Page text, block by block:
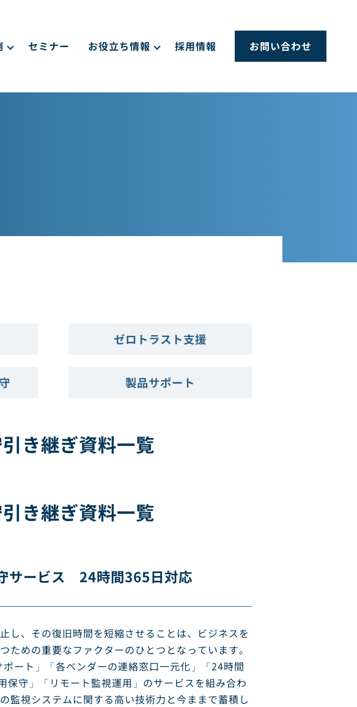
セミナー お役立ち情報 採用情報 お問い合わせ
ゼロトラスト支援
製品サポート
き継ぎ資料一覧
き継ぎ資料一覧
サービス 24時間365日対応
し、その復旧時間を短縮させることは、ビジネスを
ための重要なファクターのひとつとなっています。
ート」「各ベンダーの連絡窓口一元化」「24時間
保守」「リモート監視運用」のサービスを組み合わ
監視システムに関する高い技術力と今ままで蓄積し